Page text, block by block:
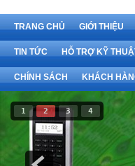
TRANG CHỦ GIỚI THIỆU
TIN TỨC HỖ TRỢ KỸ
CHÍNH SÁCH KHÁCH
1 2 3 4